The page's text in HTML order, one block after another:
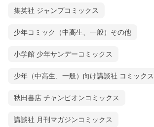
集英社 ジャンプコミックス
少年コミック（中高生、一般）その他
小学館 少年サンデーコミックス
少年（中高生、一般）向け講談社 コミック
秋田書店 チャンピオンコミックス
講談社 月刊マガジンコミックス